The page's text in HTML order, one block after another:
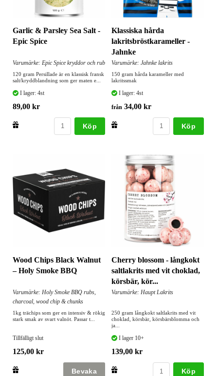
Garlic & Parsley Sea Salt -
Epic Spice
Varumärke: Epic Spice kryddor och rub
120 gram Persillade är en klassisk fransk
salt/kryddblandning som ger maten e...
I lager: 4st
89,00 kr
Köp
Klassiska hårda
lakritsbröstkarameller -
Jahnke
Varumärke: Jahnke lakrits
150 gram hårda karameller med
lakritssmak
I lager: 4st
från 34,00 kr
Köp
Wood Chips Black Walnut
– Holy Smoke BBQ
Varumärke: Holy Smoke BBQ rubs,
charcoal, wood chip & chunks
1kg trächips som ger en intensiv & rökig
stark smak av svart valnöt. Passar t...
Tillfälligt slut
125,00 kr
Cherry blossom - långkokt
saltlakrits med vit choklad,
körsbär, kör...
Varumärke: Haupt Lakrits
250 gram långkokt saltlakrits med vit
choklad, körsbär, körsbärsblomma och
ja...
I lager 10+
139,00 kr
Köp